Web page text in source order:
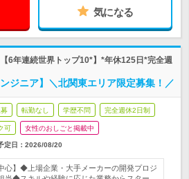
気になる
6年連続世界トップ10*】*年休125日*完全週
ジニア】＼北関東エリア限定募集！／
転勤なし 学歴不問 完全週休2日制
可 女性のおしごと掲載中
定日： 2026/08/20
心】◆上場企業・大手メーカーの開発プロジ